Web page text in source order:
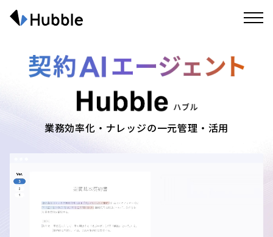
業務効率化・ナレッジの一元管理・活用